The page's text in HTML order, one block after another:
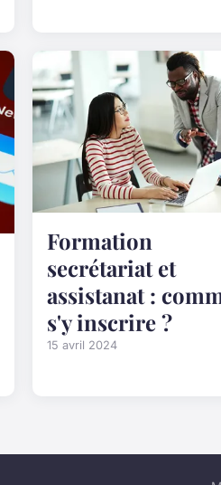
Formation
secrétariat et
assistanat :
s'y inscrire ?
15 avril 2024